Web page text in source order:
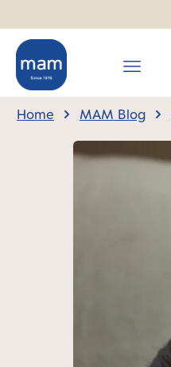
Home MAM Blog